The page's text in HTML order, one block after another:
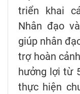
triển khai
Nhân đạo
giúp nhân
trợ hoàn
hưởng lợi từ
thực hiện